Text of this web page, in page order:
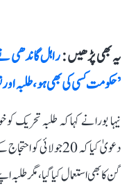
یہ بھی پڑھیں :راہل گاندھی
’حکومت کسی کی بھی ہو، طلبہ
نیہا بورا نے کہا کہ طلبہ
دعویٰ کیا کہ 20
گن کا بھی استعمال کیا گیا، مگر